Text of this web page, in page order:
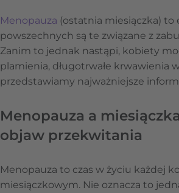
Menopauza (ostatnia miesiączka) to
powszechnych są te związane z
Zanim to jednak nastąpi, kobiety
plamienia, długotrwałe krwawienia
przedstawiamy najważniejsze
Menopauza a
objaw przekwitania
Menopauza to czas w życiu każdej
miesiączkowym. Nie oznacza to